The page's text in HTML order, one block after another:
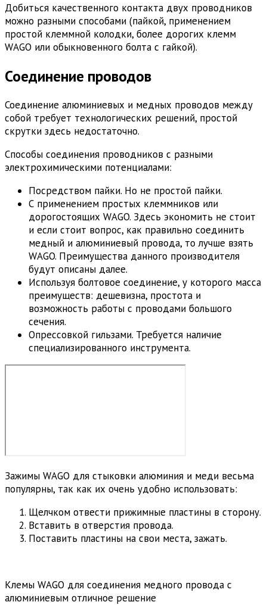
Добиться качественного контакта двух проводников
можно разными способами (пайкой, применением
простой клеммной колодки, более дорогих клемм
WAGO или обыкновенного болта с гайкой).
Соединение проводов
Соединение алюминиевых и медных проводов между
собой требует технологических решений, простой
скрутки здесь недостаточно.
Способы соединения проводников с разными
электрохимическими потенциалами:
Посредством пайки. Но не простой пайки.
С применением простых клеммников или
дорогостоящих WAGO. Здесь экономить не стоит
и если стоит вопрос, как правильно соединить
медный и алюминиевый провода, то лучше взять
WAGO. Преимущества данного производителя
будут описаны далее.
Используя болтовое соединение, у которого масса
преимуществ: дешевизна, простота и
возможность работы с проводами большого
сечения.
Опрессовкой гильзами. Требуется наличие
специализированного инструмента.
Зажимы WAGO для стыковки алюминия и меди весьма
популярны, так как их очень удобно использовать:
Щелчком отвести прижимные пластины в сторону.
Вставить в отверстия провода.
Поставить пластины на свои места, зажать.
Клемы WAGO для соединения медного провода с
алюминиевым отличное решение